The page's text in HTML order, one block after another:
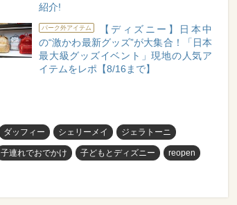
紹介!
パーク外アイテム
【ディズニー】日本中
の“激かわ最新グッズ”が大集合！「日本
最大級グッズイベント」現地の人気ア
イテムをレポ【8/16まで】
ダッフィー シェリーメイ ジェラトーニ
子連れでおでかけ 子どもとディズニー reopen